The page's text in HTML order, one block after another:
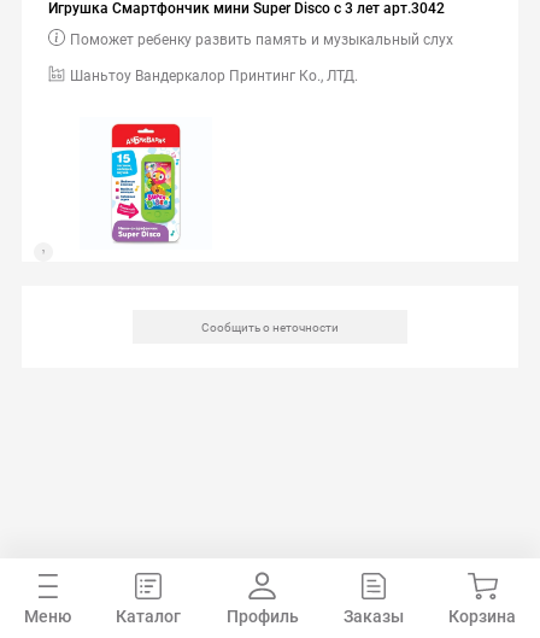
Игрушка Смартфончик мини Super Disco с 3 лет арт.3042
Шаньтоу Вандеркалор Принтинг Ко., ЛТД.
Поможет ребенку развить память и музыкальный слух
Сообщить о неточности
Меню Каталог Профиль Заказы Корзина